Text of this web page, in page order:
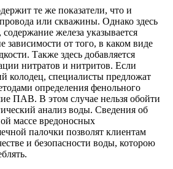
те же показатели, что и
или скважины. Однако здесь
железа указывается
зависимости от того, в каком виде
Также здесь добавляется
нитратов и нитритов. Если
колодец, специалисты предложат
определения фенольного
ПАВ. В этом случае нельзя обойти
анализ воды. Сведения об
массе вредоносных
палочки позволят клиентам
и безопасности воды, которою